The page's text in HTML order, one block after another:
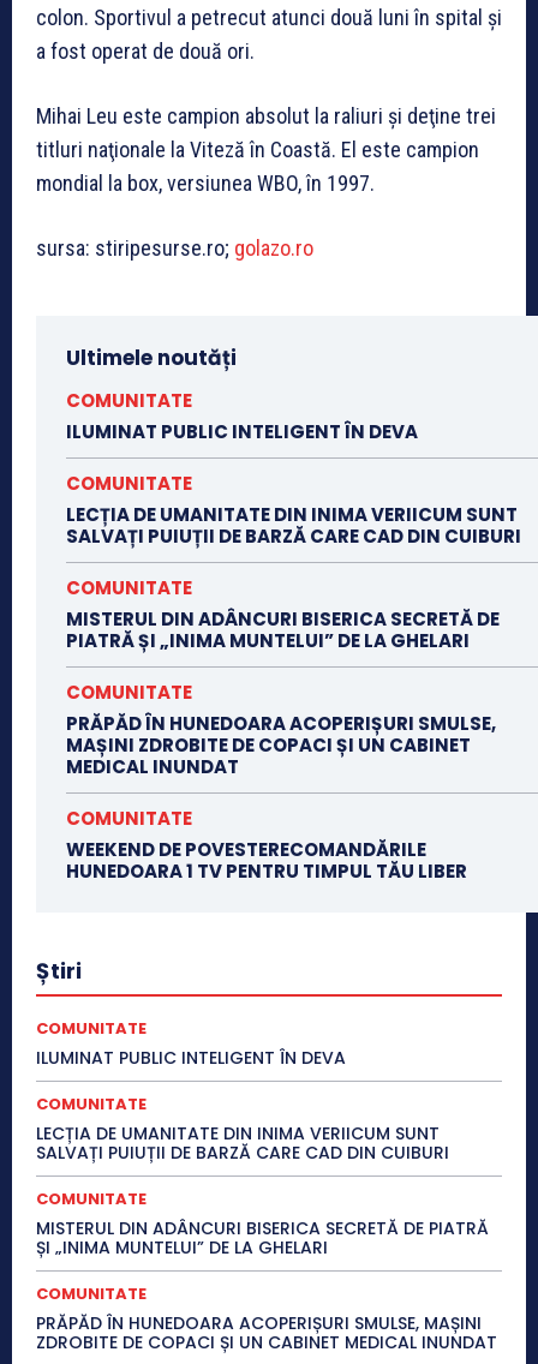
colon. Sportivul a petrecut atunci două luni în spital şi
a fost operat de două ori.
Mihai Leu este campion absolut la raliuri şi deţine trei
titluri naţionale la Viteză în Coastă. El este campion
mondial la box, versiunea WBO, în 1997.
sursa: stiripesurse.ro; golazo.ro
Ultimele noutăți
COMUNITATE
ILUMINAT PUBLIC INTELIGENT ÎN DEVA
COMUNITATE
LECȚIA DE UMANITATE DIN INIMA VERIICUM SUNT
SALVAȚI PUIUȚII DE BARZĂ CARE CAD DIN CUIBURI
COMUNITATE
MISTERUL DIN ADÂNCURI BISERICA SECRETĂ DE
PIATRĂ ȘI „INIMA MUNTELUI” DE LA GHELARI
COMUNITATE
PRĂPĂD ÎN HUNEDOARA ACOPERIȘURI SMULSE,
MAȘINI ZDROBITE DE COPACI ȘI UN CABINET
MEDICAL INUNDAT
COMUNITATE
WEEKEND DE POVESTERECOMANDĂRILE
HUNEDOARA 1 TV PENTRU TIMPUL TĂU LIBER
Știri
COMUNITATE
ILUMINAT PUBLIC INTELIGENT ÎN DEVA
COMUNITATE
LECȚIA DE UMANITATE DIN INIMA VERIICUM SUNT
SALVAȚI PUIUȚII DE BARZĂ CARE CAD DIN CUIBURI
COMUNITATE
MISTERUL DIN ADÂNCURI BISERICA SECRETĂ DE PIATRĂ
ȘI „INIMA MUNTELUI” DE LA GHELARI
COMUNITATE
PRĂPĂD ÎN HUNEDOARA ACOPERIȘURI SMULSE, MAȘINI
ZDROBITE DE COPACI ȘI UN CABINET MEDICAL INUNDAT